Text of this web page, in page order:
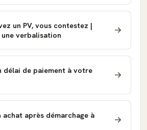
un PV, vous contestez |
verbalisation
délai de paiement à votre
achat après démarchage à